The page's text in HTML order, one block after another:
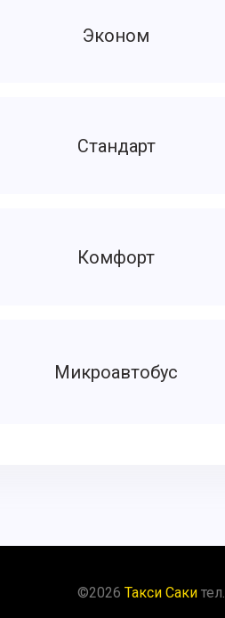
Эконом
Стандарт
Комфорт
Микроавтобус
©2026 Такси Саки тел.